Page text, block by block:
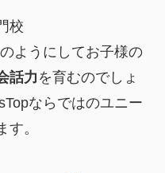
校
ようにしてお子様の
話力を育むのでしょ
ならではのユニー
。